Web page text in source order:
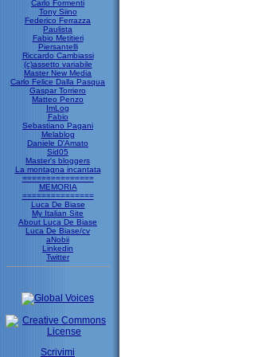
Carlo Formenti
Tony Siino
Federico Ferrazza
Paulista
Fabio Metitieri
Piersantelli
Riccardo Cambiassi
(c)assetto variabile
Master New Media
Carlo Felice Dalla Pasqua
Gaspar Torriero
Matteo Penzo
ImLog
Fabio
Sebastiano Pagani
Melablog
Daniele D'Amato
Sid05
Master's bloggers
La montagna incantata
===============
MEMORIA
===============
Luca De Biase
My Italian Site
About Luca De Biase
Luca De Biase/cv
aNobii
Linkedin
Twitter
Scrivimi